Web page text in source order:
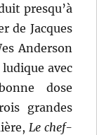
presqu’à
de Jacques
Anderson
avec
dose
grandes
Le chef-